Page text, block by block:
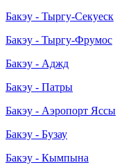
Бакэу - Тыргу-Секуеск
Бакэу - Тыргу-Фрумос
Бакэу - Аджд
Бакэу - Патры
Бакэу - Аэропорт Яссы
Бакэу - Бузау
Бакэу - Кымпына